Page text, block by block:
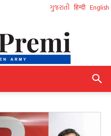
ગુજરાતી हिन्दी English
Gujarati